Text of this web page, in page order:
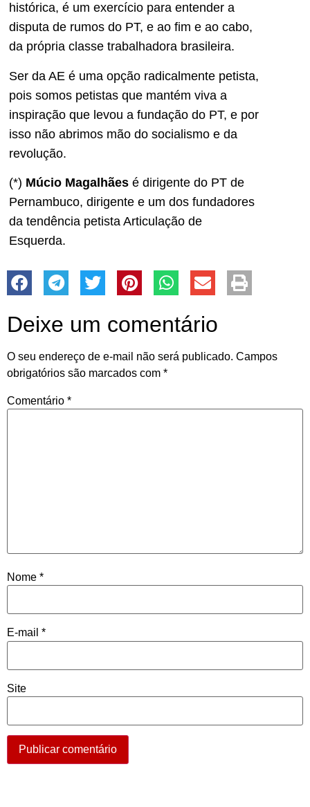
histórica, é um exercício para entender a
disputa de rumos do PT, e ao fim e ao cabo,
da própria classe trabalhadora brasileira.
Ser da AE é uma opção radicalmente petista,
pois somos petistas que mantém viva a
inspiração que levou a fundação do PT, e por
isso não abrimos mão do socialismo e da
revolução.
(*) Múcio Magalhães é dirigente do PT de
Pernambuco, dirigente e um dos fundadores
da tendência petista Articulação de
Esquerda.
Deixe um comentário
O seu endereço de e-mail não será publicado. Campos
obrigatórios são marcados com *
Comentário *
Nome *
E-mail *
Site